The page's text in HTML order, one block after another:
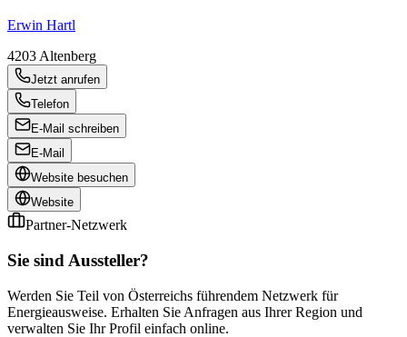
Erwin Hartl
4203 Altenberg
Jetzt anrufen
Telefon
E-Mail schreiben
E-Mail
Website besuchen
Website
Partner-Netzwerk
Sie sind Aussteller?
Werden Sie Teil von Österreichs führendem Netzwerk für
Energieausweise. Erhalten Sie Anfragen aus Ihrer Region und
verwalten Sie Ihr Profil einfach online.